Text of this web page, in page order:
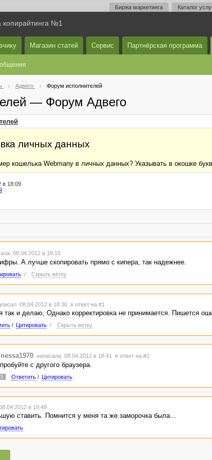
Биржа маркетинга Каталог
копирайтинга №1
Магазин статей Сервис Партнёрская программа
Адвего Форум исполнителей
— Форум Адвего
личных данных
кошелька Webmany в личных данных? Указывать в окошке
в 18:09
08.04.2012 в 18:15
А лучше скопировать прямо с кипера, так надежнее.
/ Скрыть ветку
08.04.2012 в 18:36 в ответ на #1
так и делаю, Однако корректировка не принимается. Пишется
/ Цитировать / Скрыть ветку
написала 08.04.2012 в 18:41 в ответ на #2
с другого браузера.
Ответить/ Цитировать
в 19:48
ставить. Помнится у меня та же заморочка была...